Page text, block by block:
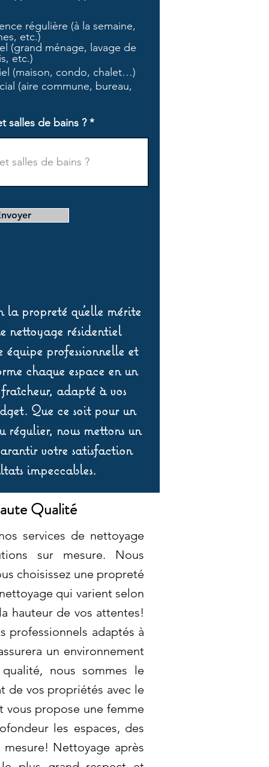
i
a
o
i
régulière (à la semaine,
etc.)
(grand ménage, lavage de
etc.)
(maison, condo, chalet…)
(aire commune, bureau,
salles de bains ?
propreté qu’elle mérite
nettoyage résidentiel
professionnelle et
chaque espace en un
adapté à vos
Que ce soit pour un
régulier, nous mettons un
votre satisfaction
impeccables.
Qualité
services de nettoyage
sur mesure. Nous
choisissez une propreté
qui varient selon
hauteur de vos attentes!
professionnels adaptés à
un environnement
nous sommes le
de vos propriétés avec le
propose une femme
les espaces, des
Nettoyage après